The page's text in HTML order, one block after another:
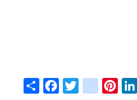
ShareFacebook
Twitter